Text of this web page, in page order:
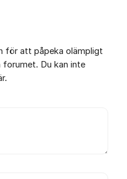
för att påpeka olämpligt
Du kan inte